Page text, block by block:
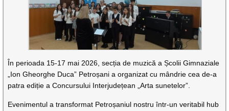
În perioada 15-17 mai 2026, secția de muzică a Școlii Gimnaziale
„Ion Gheorghe Duca” Petroșani a organizat cu mândrie cea de-a
patra ediție a Concursului Interjudețean „Arta sunetelor”.
Evenimentul a transformat Petroșaniul nostru într-un veritabil hub